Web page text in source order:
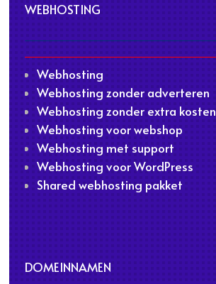
WEBHOSTING
Webhosting
Webhosting zonder adverteren
Webhosting zonder extra kosten
Webhosting voor webshop
Webhosting met support
Webhosting voor WordPress
Shared webhosting pakket
DOMEINNAMEN